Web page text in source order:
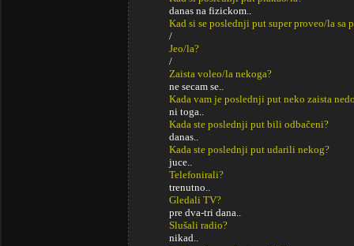
danas na fizickom..
Kad si se poslednji put super proveo/la sa
/
Jeo/la?
/
Zaista voleo/la nekoga?
ne secam se..
Kada vam je poslednji put neko zaista
ni toga..
Kada ste poslednji put bili odbačeni?
danas..
Kada ste poslednji put udarili nekog?
juce..
Telefonirali?
trenutno..
Gledali TV?
pre dva-tri dana..
Slušali radio?
nikad..